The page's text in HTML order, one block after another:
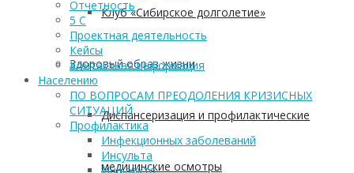
Клуб «Сибирское долголетие»
Здоровый образ жизни
Диспансеризация и профилактические
медицинские осмотры
Отчетность
5 С
Проектная деятельность
Кейсы
Контактная информация
Населению
ПО ВОПРОСАМ ПРЕОДОЛЕНИЯ КРИЗИСНЫХ
СИТУАЦИЙ
Профилактика
Инфекционных заболеваний
Инсульта